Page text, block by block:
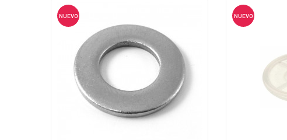
NUEVO NUEVO